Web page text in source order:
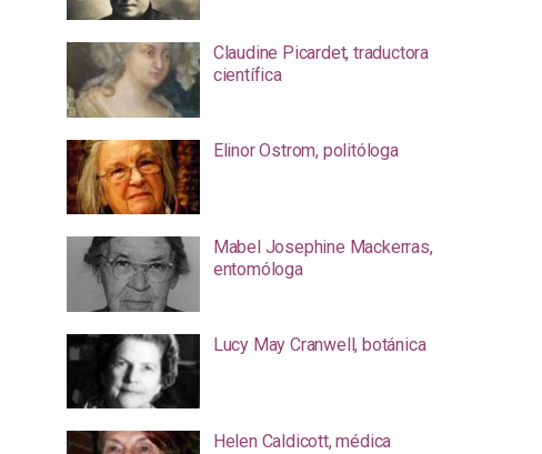
Claudine Picardet, traductora
científica
Elinor Ostrom, politóloga
Mabel Josephine Mackerras,
entomóloga
Lucy May Cranwell, botánica
Helen Caldicott, médica